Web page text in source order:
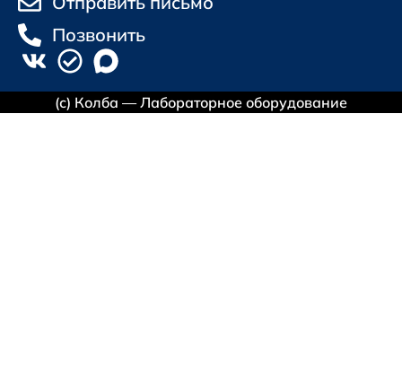
Позвонить
(с) Колба — Лабораторное оборудование